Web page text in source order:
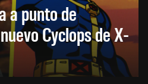
a punto de
Cyclops de X-